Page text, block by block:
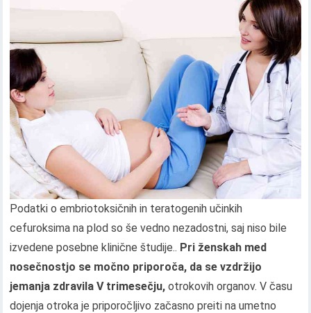
Podatki o embriotoksičnih in teratogenih učinkih
cefuroksima na plod so še vedno nezadostni, saj niso bile
izvedene posebne klinične študije.. Pri ženskah med
nosečnostjo se močno priporoča, da se vzdržijo
jemanja zdravilaV trimesečju,otrokovih organov. V času
dojenja otroka je priporočljivo začasno preiti na umetno